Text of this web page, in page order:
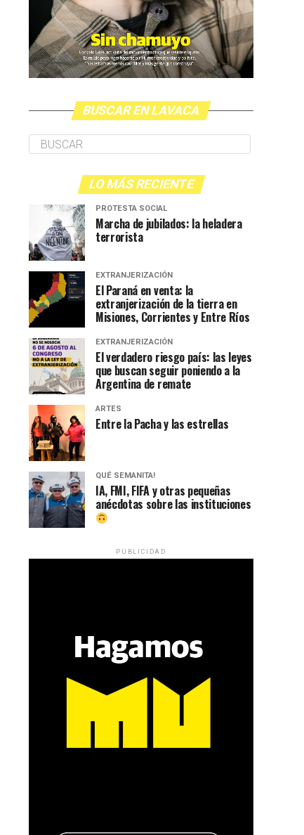
BUSCAR EN LAVACA
LO MÁS RECIENTE
PROTESTA SOCIAL
Marcha de jubilados: la heladera
terrorista
EXTRANJERIZACIÓN
El Paraná en venta: la
extranjerización de la tierra en
Misiones, Corrientes y Entre Ríos
EXTRANJERIZACIÓN
El verdadero riesgo país: las leyes
que buscan seguir poniendo a la
Argentina de remate
ARTES
Entre la Pacha y las estrellas
QUÉ SEMANITA!
IA, FMI, FIFA y otras pequeñas
anécdotas sobre las instituciones
PUBLICIDAD